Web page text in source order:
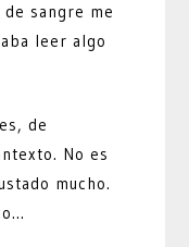
sangre me
leer algo
de
No es
mucho.